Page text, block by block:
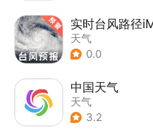
天气
0.0
中国天气
天气
3.2